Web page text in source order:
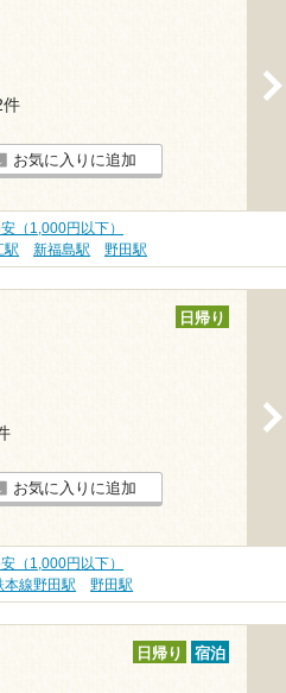
お気に入りに追加
（1,000円以下）
駅 新福島駅 野田駅
日帰り
お気に入りに追加
（1,000円以下）
本線野田駅 野田駅
日帰り 宿泊